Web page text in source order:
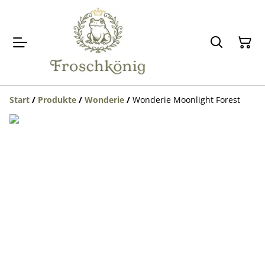
Start / Produkte / Wonderie / Wonderie Moonlight Forest